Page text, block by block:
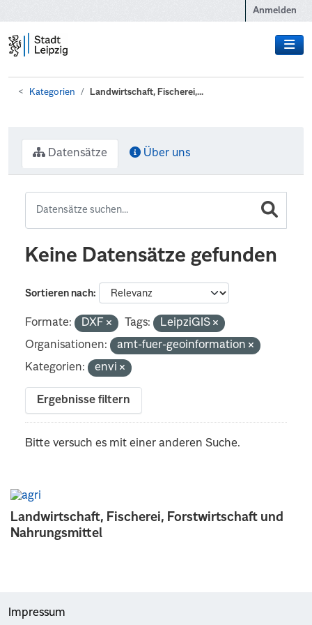
Anmelden
Kategorien Landwirtschaft, Fischerei,...
Landwirtschaft, Fischerei, Forstwirtschaft und
Nahrungsmittel
Datensätze Über uns
Keine Datensätze gefunden
Sortieren nach
Formate: DXF Tags:
LeipziGIS
Organisationen:
amt-fuer-geoinformation
Kategorien:
envi
Ergebnisse filtern
Bitte versuch es mit einer anderen Suche.
Impressum